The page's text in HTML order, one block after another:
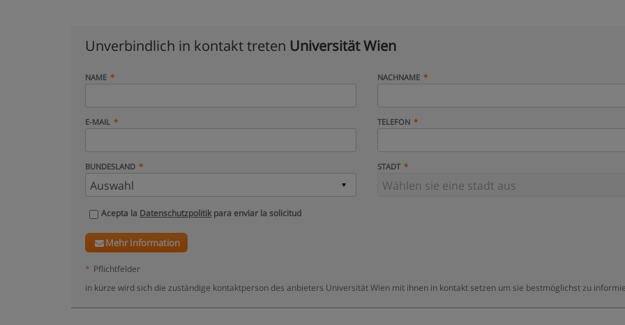
Unverbindlich in kontakt treten Universität Wien
NAME NACHNAME
E-MAIL TELEFON
BUNDESLAND STADT
Acepta la Datenschutzpolitikpara enviar la solicitud
Mehr Information
* Pflichtfelder
in kürze wird sich die zuständige kontaktperson des anbieters Universität Wien mit ihnen in kontakt setzen um sie bestmöglichst zu